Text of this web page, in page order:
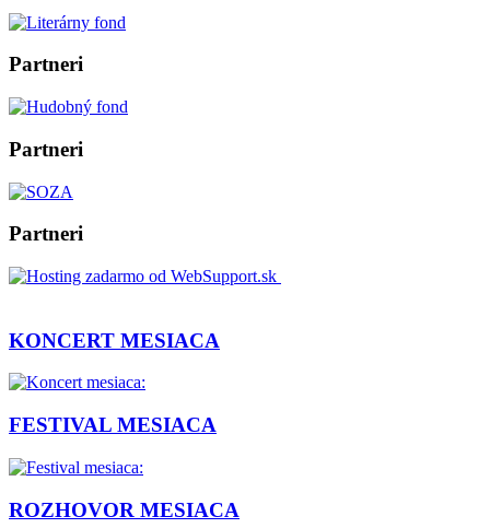
Partneri
Partneri
Partneri
KONCERT MESIACA
FESTIVAL MESIACA
ROZHOVOR MESIACA